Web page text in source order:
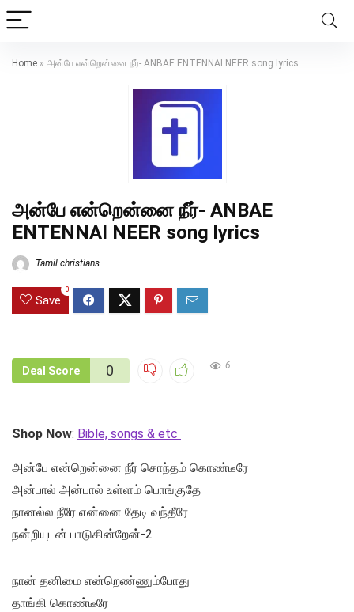
Home » அன்பே என்றென்னை நீர்- ANBAE ENTENNAI NEER song lyrics
அன்பே என்றென்னை நீர்- ANBAE
ENTENNAI NEER song lyrics
Tamil christians
Save
0
Deal Score 0 6
Shop Now: Bible, songs & etc
அன்பே என்றென்னை நீர் சொந்தம் கொண்டீரே
அன்பால் அன்பால் உள்ளம் பொங்குதே
நானல்ல நீரே என்னை தேடி வந்தீரே
நன்றியுடன் பாடுகின்றேன்-2
நான் தனிமை என்றெண்ணும்போது
தாங்கி கொண்டீரே